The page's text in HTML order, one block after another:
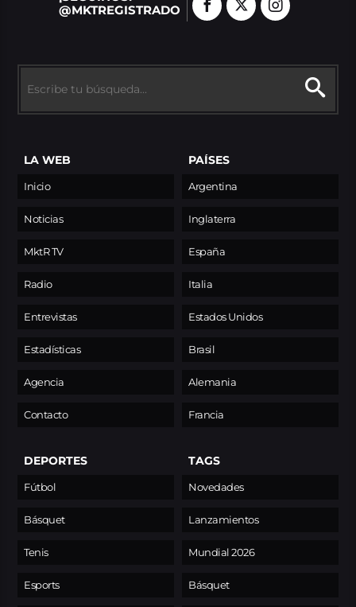
@MKTREGISTRADO
LA WEB
Inicio
Noticias
MktR TV
Radio
Entrevistas
Estadísticas
Agencia
Contacto
PAÍSES
Argentina
Inglaterra
España
Italia
Estados Unidos
Brasil
Alemania
Francia
DEPORTES
Fútbol
Básquet
Tenis
Esports
TAGS
Novedades
Lanzamientos
Mundial 2026
Básquet